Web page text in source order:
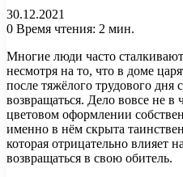
30.12.2021
0 Время чтения: 2 мин.
Многие люди часто
несмотря на то, что в доме
после тяжёлого трудового дня
возвращаться. Дело вовсе не в
цветовом оформлении
именно в нём скрыта
которая отрицательно влияет
возвращаться в свою обитель.